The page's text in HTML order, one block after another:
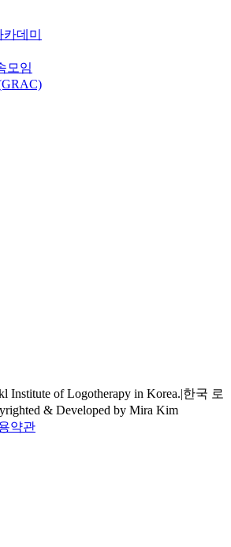
데미
모임
Institute of Logotherapy in Korea.|한국 로
& Developed by Mira Kim
약관